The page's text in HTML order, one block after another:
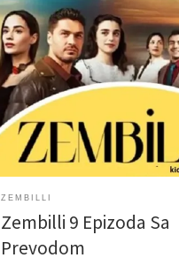
ZEMBILLI
Zembilli 9 Epizoda Sa
Prevodom